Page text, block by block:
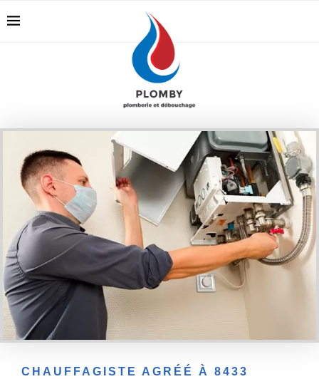
CHAUFFAGISTE AGRÉÉ À 8433